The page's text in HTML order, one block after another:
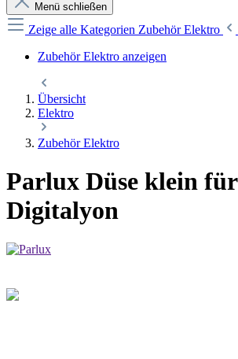
Menü schließen
Zeige alle Kategorien Zubehör Elektro
Zubehör Elektro anzeigen
Übersicht
Elektro
Zubehör Elektro
Parlux Düse klein für
Digitalyon